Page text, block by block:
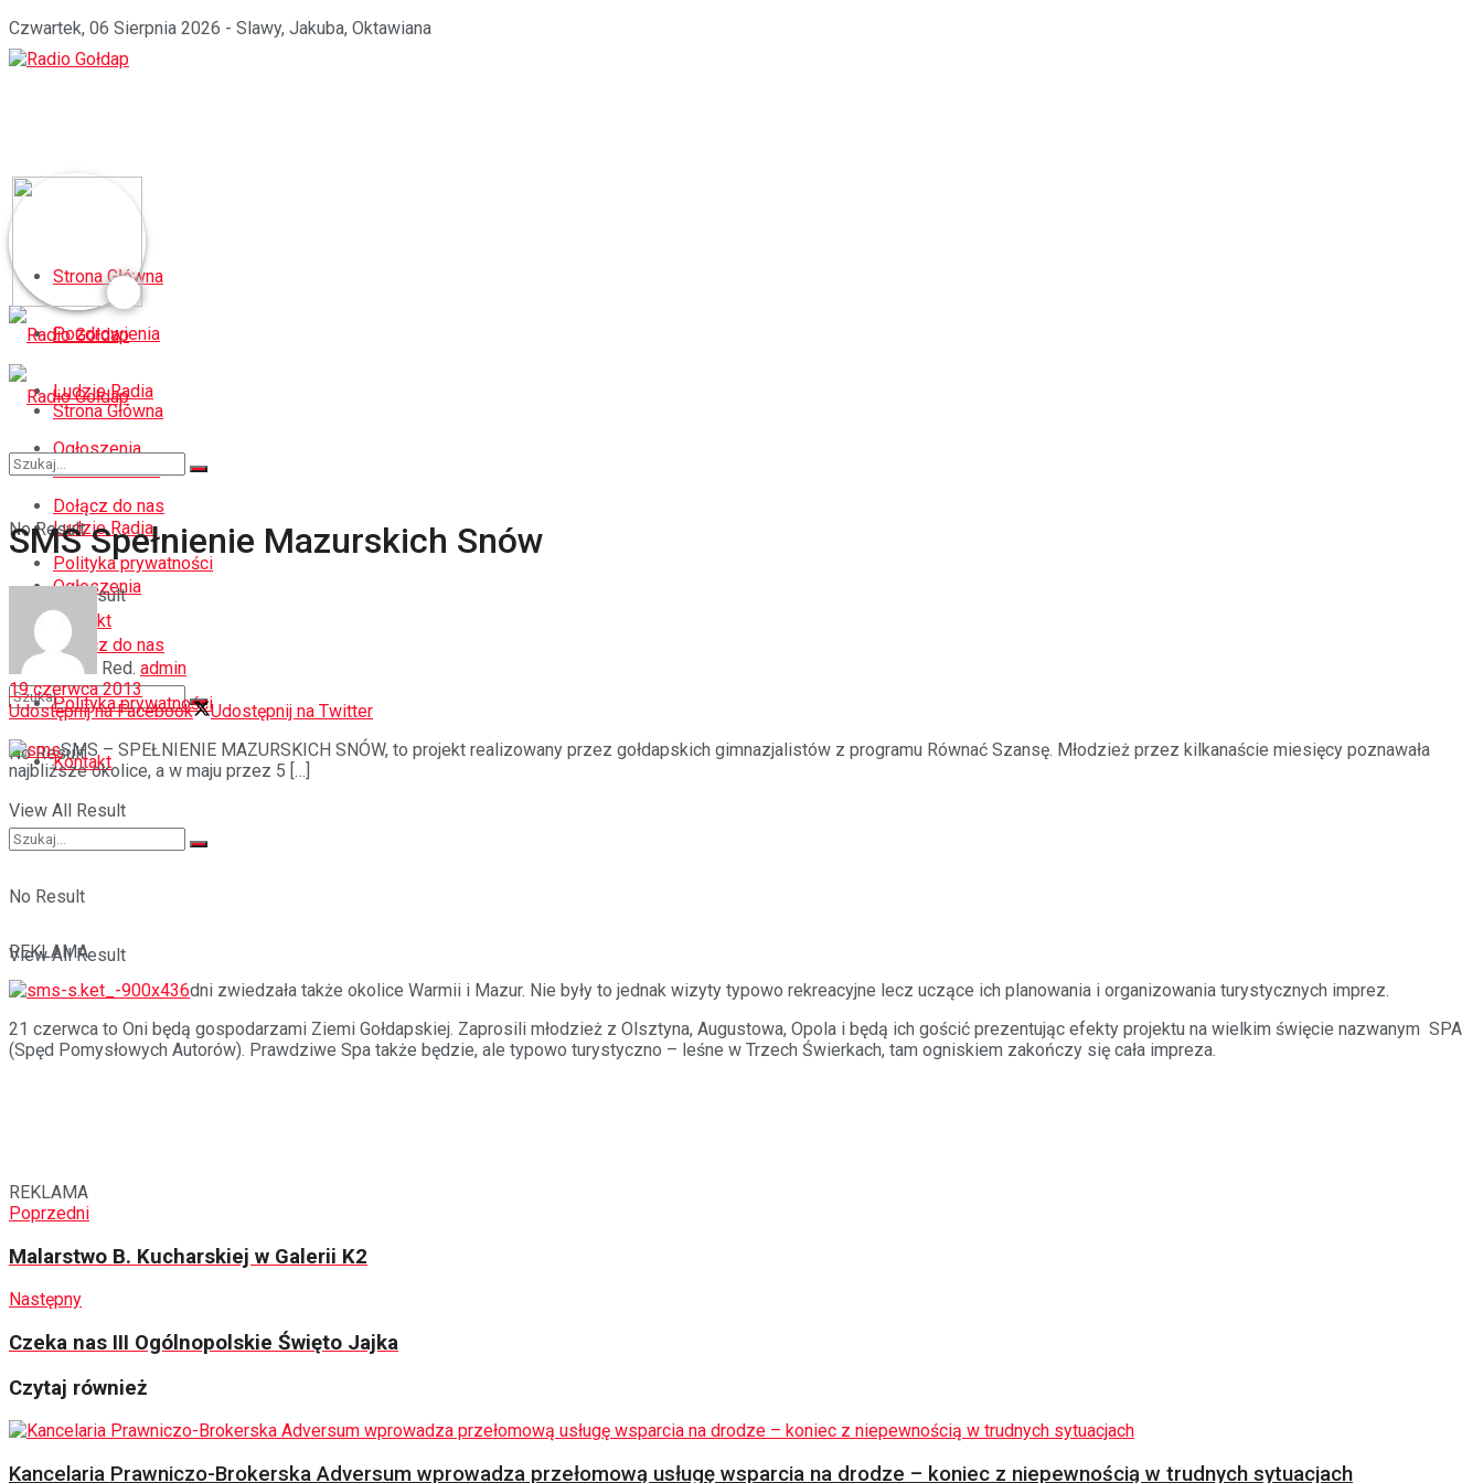
Czwartek, 06 Sierpnia 2026 - Slawy, Jakuba, Oktawiana
Strona Główna
Pozdrowienia
Ludzie Radia
Ogłoszenia
Dołącz do nas
Polityka prywatności
Kontakt
No Result
View All Result
Strona Główna
Pozdrowienia
Ludzie Radia
Ogłoszenia
Dołącz do nas
Polityka prywatności
Kontakt
No Result
View All Result
No Result
View All Result
SMS Spełnienie Mazurskich Snów
Red. admin
19 czerwca 2013
Udostępnij na Facebook
Udostępnij na Twitter
SMS – SPEŁNIENIE MAZURSKICH SNÓW, to projekt realizowany przez gołdapskich gimnazjalistów z programu Równać Szansę. Młodzież przez kilkanaście miesięcy poznawała
najbliższe okolice, a w maju przez 5 […]
REKLAMA
dni zwiedzała także okolice Warmii i Mazur. Nie były to jednak wizyty typowo rekreacyjne lecz uczące ich planowania i organizowania turystycznych imprez.
21 czerwca to Oni będą gospodarzami Ziemi Gołdapskiej. Zaprosili młodzież z Olsztyna, Augustowa, Opola i będą ich gościć prezentując efekty projektu na wielkim święcie nazwanym SPA
(Spęd Pomysłowych Autorów). Prawdziwe Spa także będzie, ale typowo turystyczno – leśne w Trzech Świerkach, tam ogniskiem zakończy się cała impreza.
REKLAMA
Poprzedni
Malarstwo B. Kucharskiej w Galerii K2
Następny
Czeka nas III Ogólnopolskie Święto Jajka
Czytaj również
Kancelaria Prawniczo-Brokerska Adversum wprowadza przełomową usługę wsparcia na drodze – koniec z niepewnością w trudnych sytuacjach